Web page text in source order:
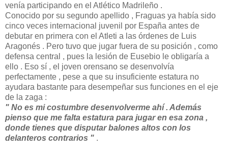
venía participando en el Atlético Madrileño .
Conocido por su segundo apellido , Fraguas ya había sido
cinco veces internacional juvenil por España antes de
debutar en primera con el Atleti a las órdenes de Luis
Aragonés . Pero tuvo que jugar fuera de su posición , como
defensa central , pues la lesión de Eusebio le obligaría a
ello . Eso sí , el joven orensano se desenvolvía
perfectamente , pese a que su insuficiente estatura no
ayudara bastante para desempeñar sus funciones en el eje
de la zaga :
" No es mi costumbre desenvolverme ahí . Además
pienso que me falta estatura para jugar en esa zona ,
donde tienes que disputar balones altos con los
delanteros contrarios " .